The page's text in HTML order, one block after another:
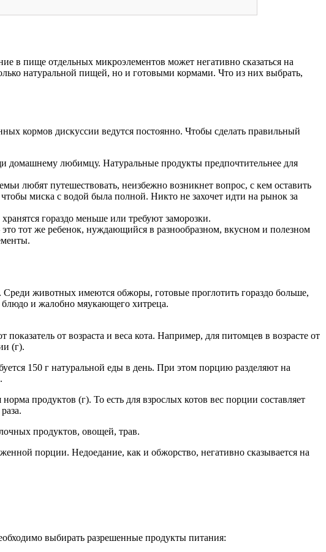
в пище отдельных микроэлементов может негативно сказаться на
натуральной пищей, но и готовыми кормами. Что из них выбрать,
кормов дискуссии ведутся постоянно. Чтобы сделать правильный
домашнему любимцу. Натуральные продукты предпочтительнее для
любят путешествовать, неизбежно возникнет вопрос, с кем оставить
миска с водой была полной. Никто не захочет идти на рынок за
гораздо меньше или требуют заморозки.
тот же ребенок, нуждающийся в разнообразном, вкусном и полезном
животных имеются обжоры, готовые проглотить гораздо больше,
и жалобно мяукающего хитреца.
от возраста и веса кота. Например, для питомцев в возрасте от
(г).
150 г натуральной еды в день. При этом порцию разделяют на
продуктов (г). То есть для взрослых котов вес порции составляет
продуктов, овощей, трав.
порции. Недоедание, как и обжорство, негативно сказывается на
выбирать разрешенные продукты питания: